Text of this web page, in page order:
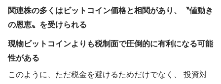
関連株の多くはビットコイン価格と相関があり、〝値動き
の恩恵〟を受けられる
現物ビットコインよりも税制面で圧倒的に有利になる可能
性がある
このように、ただ税金を避けるためだけでなく、 投資対